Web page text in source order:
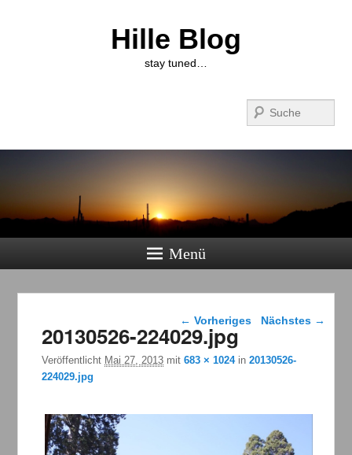
Hille Blog
stay tuned…
Menü
Bilder-Navigation
← Vorheriges Nächstes →
20130526-224029.jpg
Veröffentlicht Mai 27, 2013 mit683 × 1024in20130526-
224029.jpg